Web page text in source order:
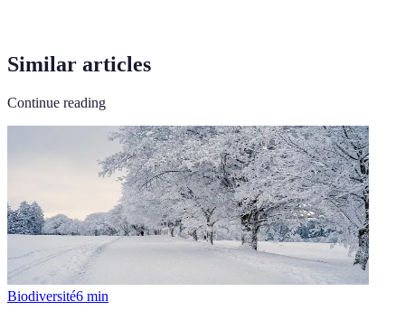
Similar articles
Continue reading
Biodiversité6 min